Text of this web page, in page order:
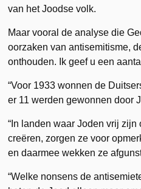
van het Joodse volk.
Maar vooral de analyse die
oorzaken van antisemitisme,
onthouden. Ik geef u een
“Voor 1933 wonnen de
er 11 werden gewonnen door
“In landen waar Joden vrij zijn
creëren, zorgen ze voor
en daarmee wekken ze
“Welke nonsens de